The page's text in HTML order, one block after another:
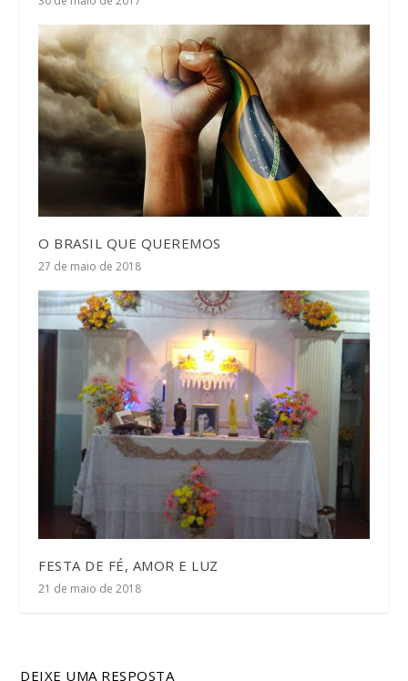
O BRASIL QUE QUEREMOS
27 de maio de 2018
FESTA DE FÉ, AMOR E LUZ
21 de maio de 2018
DEIXE UMA RESPOSTA